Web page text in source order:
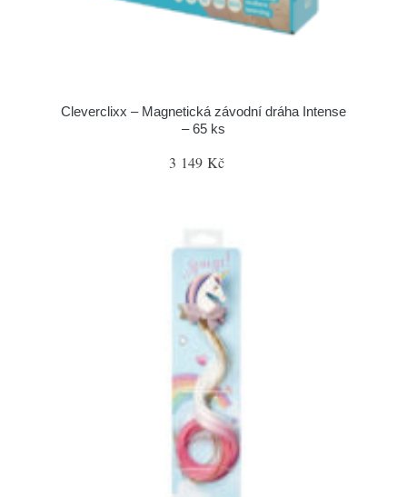
Cleverclixx – Magnetická závodní dráha Intense
– 65 ks
3 149 Kč